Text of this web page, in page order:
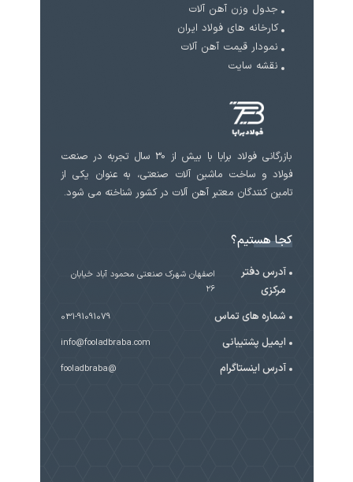
جدول وزن آهن آلات
کارخانه های فولاد ایران
نمودار قیمت آهن آلات
نقشه سایت
بازرگانی فولاد برابا با بیش از 30 سال تجربه در صنعت
فولاد و ساخت ماشین آلات صنعتی، به عنوان یکی از
تامین کنندگان معتبر آهن آلات در کشور شناخته می شود.
کجا هستیم؟
آدرس دفتر
مرکزی
اصفهان شهرک صنعتی محمود آباد خیابان
۲۶
شماره های تماس 031-91091079
ایمیل پشتیبانی info@fooladbraba.com
آدرس اینستاگرام @fooladbraba